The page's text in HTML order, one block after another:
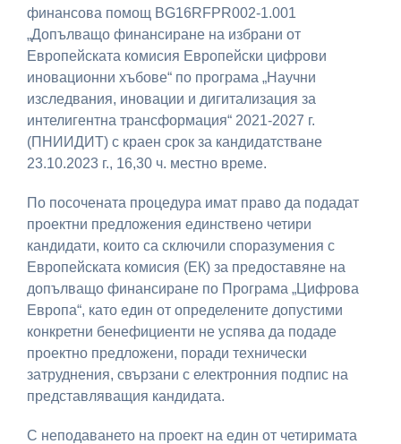
финансова помощ BG16RFPR002-1.001
„Допълващо финансиране на избрани от
Европейската комисия Европейски цифрови
иновационни хъбове“ по програма „Научни
изследвания, иновации и дигитализация за
интелигентна трансформация“ 2021-2027 г.
(ПНИИДИТ) с краен срок за кандидатстване
23.10.2023 г., 16,30 ч. местно време.
По посочената процедура имат право да подадат
проектни предложения единствено четири
кандидати, които са сключили споразумения с
Европейската комисия (ЕК) за предоставяне на
допълващо финансиране по Програма „Цифрова
Европа“, като един от определените допустими
конкретни бенефициенти не успява да подаде
проектно предложени, поради технически
затруднения, свързани с електронния подпис на
представляващия кандидата.
С неподаването на проект на един от четиримата